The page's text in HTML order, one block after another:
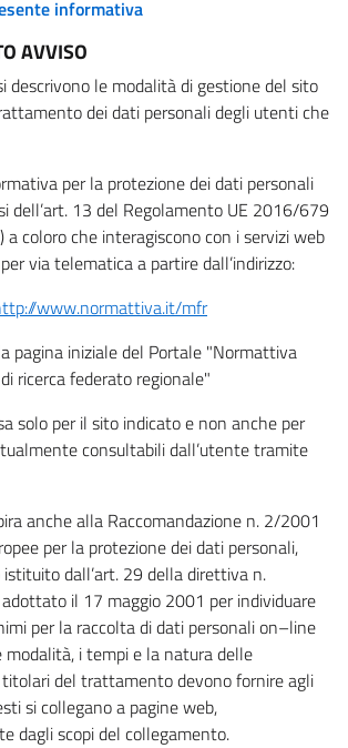
informativa
AVVISO
descrivono le modalità di gestione del sito
dei dati personali degli utenti che
per la protezione dei dati personali
dell’art. 13 del Regolamento UE 2016/679
a coloro che interagiscono con i servizi web
via telematica a partire dall’indirizzo:
www.normattiva.it/mfr
pagina iniziale del Portale "Normattiva
ricerca federato regionale"
solo per il sito indicato e non anche per
consultabili dall’utente tramite
anche alla Raccomandazione n. 2/2001
per la protezione dei dati personali,
dall’art. 29 della direttiva n.
il 17 maggio 2001 per individuare
per la raccolta di dati personali on–line
modalità, i tempi e la natura delle
del trattamento devono fornire agli
si collegano a pagine web,
dagli scopi del collegamento.